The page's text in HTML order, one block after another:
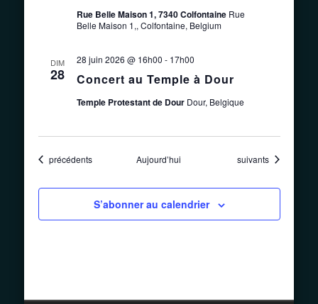
Rue Belle Maison 1, 7340 Colfontaine Rue
Belle Maison 1,, Colfontaine, Belgium
DIM
28 Concert au Temple à Dour
28 juin 2026 @ 16h00 - 17h00
Temple Protestant de Dour Dour, Belgique
Évènements
précédents Aujourd’hui Évènements
suivants
S’abonner au calendrier